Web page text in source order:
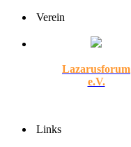
Verein
Lazarusforum
e.V.
Links